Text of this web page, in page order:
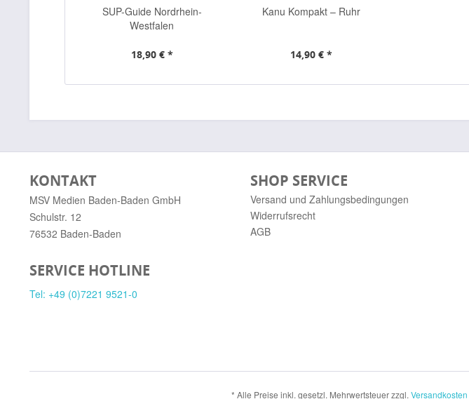
SUP-Guide Nordrhein-
Westfalen
18,90 € *
Kanu Kompakt – Ruhr
14,90 € *
KONTAKT
MSV Medien Baden-Baden GmbH
Schulstr. 12
76532 Baden-Baden
SERVICE HOTLINE
Tel: +49 (0)7221 9521-0
SHOP SERVICE
Versand und Zahlungsbedingungen
Widerrufsrecht
AGB
* Alle Preise inkl. gesetzl. Mehrwertsteuer zzgl. Versandkosten